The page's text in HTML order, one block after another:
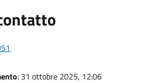
: 31 ottobre 2025, 12:06